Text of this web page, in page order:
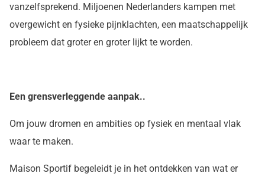
vanzelfsprekend. Miljoenen Nederlanders kampen met
overgewicht en fysieke pijnklachten, een maatschappelijk
probleem dat groter en groter lijkt te worden.
Een grensverleggende aanpak..
Om jouw dromen en ambities op fysiek en mentaal vlak
waar te maken.
Maison Sportif begeleidt je in het ontdekken van wat er